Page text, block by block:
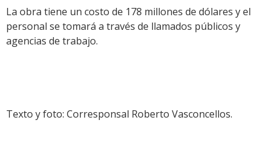
La obra tiene un costo de 178 millones de dólares y el
personal se tomará a través de llamados públicos y
agencias de trabajo.
Texto y foto: Corresponsal Roberto Vasconcellos.